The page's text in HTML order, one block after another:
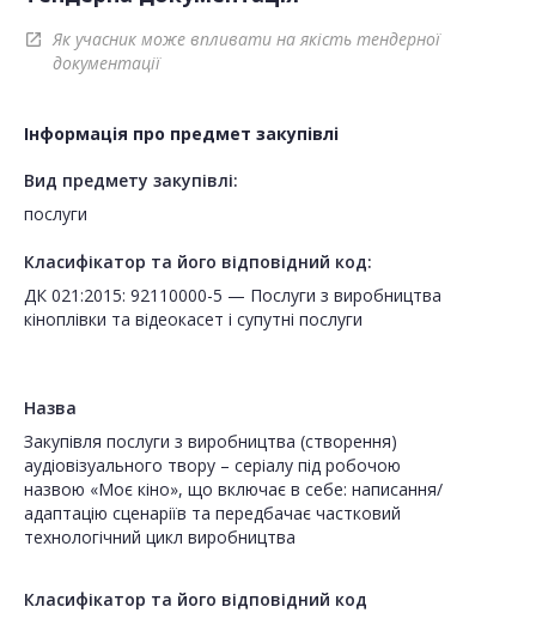
open_in_new
Як учасник може впливати на якість тендерної
документації
Інформація про предмет закупівлі
Вид предмету закупівлі:
послуги
Класифікатор та його відповідний код:
ДК 021:2015: 92110000-5 — Послуги з виробництва
кіноплівки та відеокасет і супутні послуги
Назва
Закупівля послуги з виробництва (створення)
аудіовізуального твору – серіалу під робочою
назвою «Моє кіно», що включає в себе: написання/
адаптацію сценаріїв та передбачає частковий
технологічний цикл виробництва
Класифікатор та його відповідний код